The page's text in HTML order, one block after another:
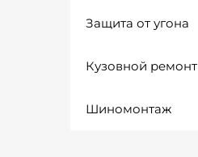
Защита от угона
Кузовной ремонт
Шиномонтаж